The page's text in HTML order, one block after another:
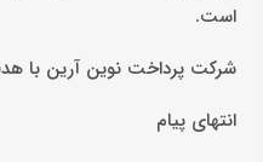
است.
شرکت پرداخت نوین آرین با هدف
انتهای پیام